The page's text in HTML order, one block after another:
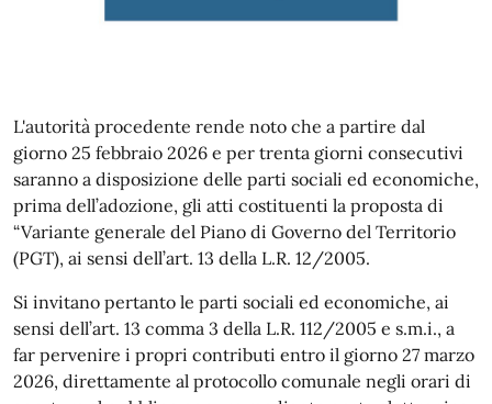
L'autorità procedente rende noto che a partire dal
giorno 25 febbraio 2026 e per trenta giorni consecutivi
saranno a disposizione delle parti sociali ed economiche,
prima dell’adozione, gli atti costituenti la proposta di
“Variante generale del Piano di Governo del Territorio
(PGT), ai sensi dell’art. 13 della L.R. 12/2005.
Si invitano pertanto le parti sociali ed economiche, ai
sensi dell’art. 13 comma 3 della L.R. 112/2005 e s.m.i., a
far pervenire i propri contributi entro il giorno 27 marzo
2026, direttamente al protocollo comunale negli orari di